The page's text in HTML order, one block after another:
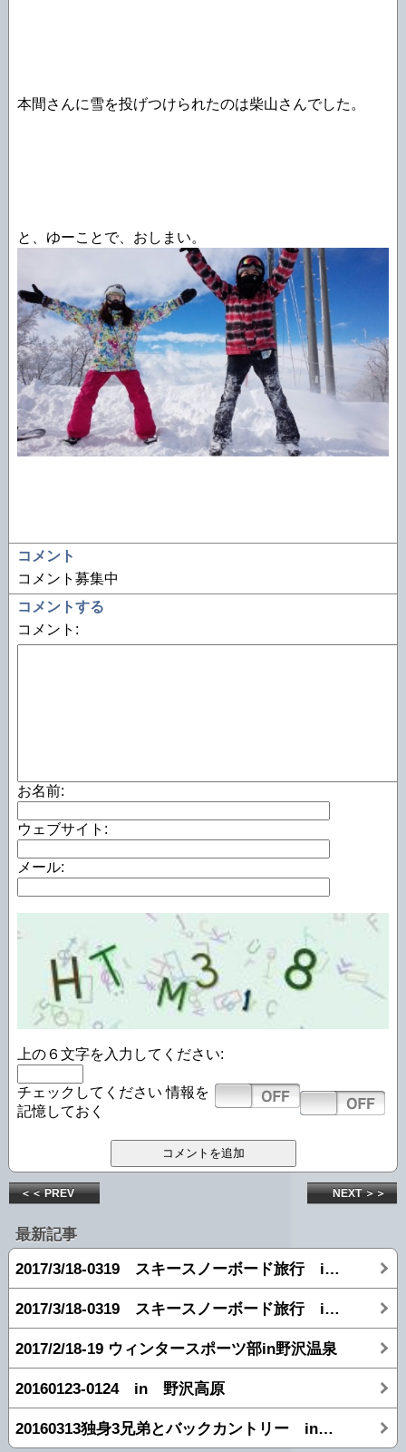
本間さんに雪を投げつけられたのは柴山さんでした。
と、ゆーことで、おしまい。
コメント
コメント募集中
コメントする
コメント:
お名前:
ウェブサイト:
メール:
上の６文字を入力してください:
チェックしてください 情報を
記憶しておく
＜＜ PREV NEXT ＞＞
最新記事
2017/3/18-0319 スキースノーボード旅行 in 志賀高原 【2日目】
2017/3/18-0319 スキースノーボード旅行 in 志賀高原 【1日目】
2017/2/18-19 ウィンタースポーツ部in野沢温泉
20160123-0124 in 野沢高原
20160313独身3兄弟とバックカントリー in 志賀高原